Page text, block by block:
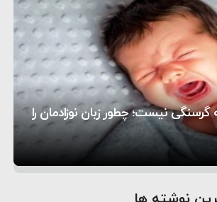
نفتکش متخلف مورد اصابت قرار گرفته و
توافق تاریخی برای خلع سلاح کامل
به همتای بلغارستانی به دلیل کمک
در حملات به ایران
که به متجاوزان کمک می کنند پاسخ
گرفت
تجاوز جدید به ایران را اعلام کرد
گرسنگی نیست؛ چطور زبان نوزادمان را
بر سلامت نوزاد تأثیر بگذارد